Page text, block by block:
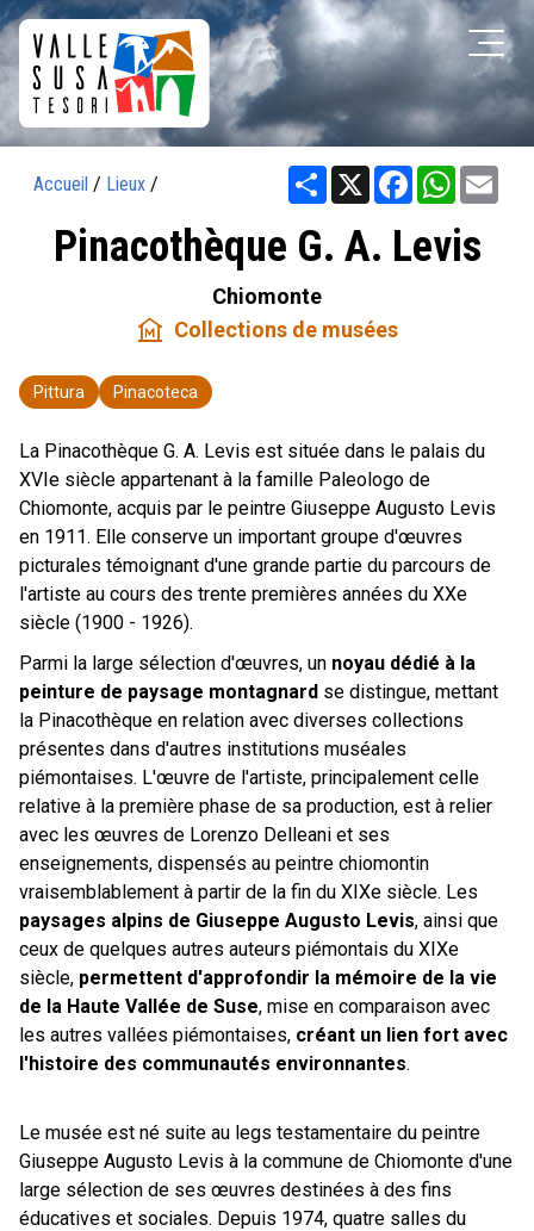
Accueil / Lieux / Share X Facebook
Pinacothèque G. A. Levis
Chiomonte
museum Collections de musées
Pittura Pinacoteca
La Pinacothèque G. A. Levis est située dans le palais du
XVIe siècle appartenant à la famille Paleologo de
Chiomonte, acquis par le peintre Giuseppe Augusto Levis
en 1911. Elle conserve un important groupe d'œuvres
picturales témoignant d'une grande partie du parcours de
l'artiste au cours des trente premières années du XXe
siècle (1900 - 1926).
Parmi la large sélection d'œuvres, un noyau dédié à la
peinture de paysage montagnard se distingue, mettant
la Pinacothèque en relation avec diverses collections
présentes dans d'autres institutions muséales
piémontaises. L'œuvre de l'artiste, principalement celle
relative à la première phase de sa production, est à relier
avec les œuvres de Lorenzo Delleani et ses
enseignements, dispensés au peintre chiomontin
vraisemblablement à partir de la fin du XIXe siècle. Les
paysages alpins de Giuseppe Augusto Levis, ainsi que
ceux de quelques autres auteurs piémontais du XIXe
siècle, permettent d'approfondir la mémoire de la vie
de la Haute Vallée de Suse, mise en comparaison avec
les autres vallées piémontaises, créant un lien fort avec
l'histoire des communautés environnantes.
Le musée est né suite au legs testamentaire du peintre
Giuseppe Augusto Levis à la commune de Chiomonte d'une
large sélection de ses œuvres destinées à des fins
éducatives et sociales. Depuis 1974, quatre salles du